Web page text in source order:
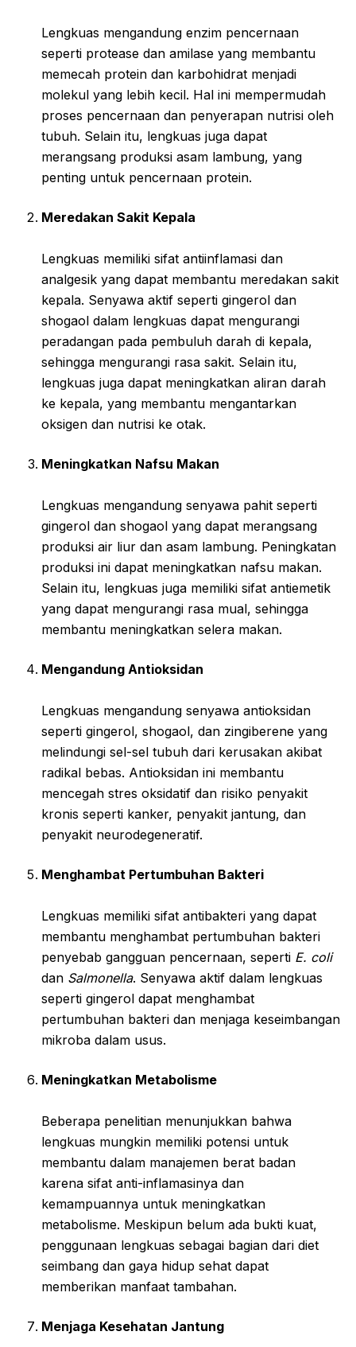
Lengkuas mengandung enzim pencernaan
seperti protease dan amilase yang membantu
memecah protein dan karbohidrat menjadi
molekul yang lebih kecil. Hal ini mempermudah
proses pencernaan dan penyerapan nutrisi oleh
tubuh. Selain itu, lengkuas juga dapat
merangsang produksi asam lambung, yang
penting untuk pencernaan protein.
Meredakan Sakit Kepala
Lengkuas memiliki sifat antiinflamasi dan
analgesik yang dapat membantu meredakan sakit
kepala. Senyawa aktif seperti gingerol dan
shogaol dalam lengkuas dapat mengurangi
peradangan pada pembuluh darah di kepala,
sehingga mengurangi rasa sakit. Selain itu,
lengkuas juga dapat meningkatkan aliran darah
ke kepala, yang membantu mengantarkan
oksigen dan nutrisi ke otak.
Meningkatkan Nafsu Makan
Lengkuas mengandung senyawa pahit seperti
gingerol dan shogaol yang dapat merangsang
produksi air liur dan asam lambung. Peningkatan
produksi ini dapat meningkatkan nafsu makan.
Selain itu, lengkuas juga memiliki sifat antiemetik
yang dapat mengurangi rasa mual, sehingga
membantu meningkatkan selera makan.
Mengandung Antioksidan
Lengkuas mengandung senyawa antioksidan
seperti gingerol, shogaol, dan zingiberene yang
melindungi sel-sel tubuh dari kerusakan akibat
radikal bebas. Antioksidan ini membantu
mencegah stres oksidatif dan risiko penyakit
kronis seperti kanker, penyakit jantung, dan
penyakit neurodegeneratif.
Menghambat Pertumbuhan Bakteri
Lengkuas memiliki sifat antibakteri yang dapat
membantu menghambat pertumbuhan bakteri
penyebab gangguan pencernaan, seperti E. coli
dan Salmonella. Senyawa aktif dalam lengkuas
seperti gingerol dapat menghambat
pertumbuhan bakteri dan menjaga keseimbangan
mikroba dalam usus.
Meningkatkan Metabolisme
Beberapa penelitian menunjukkan bahwa
lengkuas mungkin memiliki potensi untuk
membantu dalam manajemen berat badan
karena sifat anti-inflamasinya dan
kemampuannya untuk meningkatkan
metabolisme. Meskipun belum ada bukti kuat,
penggunaan lengkuas sebagai bagian dari diet
seimbang dan gaya hidup sehat dapat
memberikan manfaat tambahan.
Menjaga Kesehatan Jantung